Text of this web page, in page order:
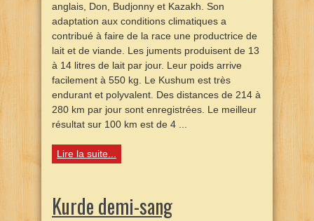
anglais, Don, Budjonny et Kazakh. Son
adaptation aux conditions climatiques a
contribué à faire de la race une productrice de
lait et de viande. Les juments produisent de 13
à 14 litres de lait par jour. Leur poids arrive
facilement à 550 kg. Le Kushum est très
endurant et polyvalent. Des distances de 214 à
280 km par jour sont enregistrées. Le meilleur
résultat sur 100 km est de 4 ...
Lire la suite...
Kurde demi-sang